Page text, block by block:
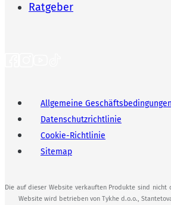
Ratgeber
Allgemeine Geschäftsbedingungen
Datenschutzrichtlinie
Cookie-Richtlinie
Sitemap
Die auf dieser Website verkauften Produkte sind
Website wird betrieben von Tykhe d.o.o.,